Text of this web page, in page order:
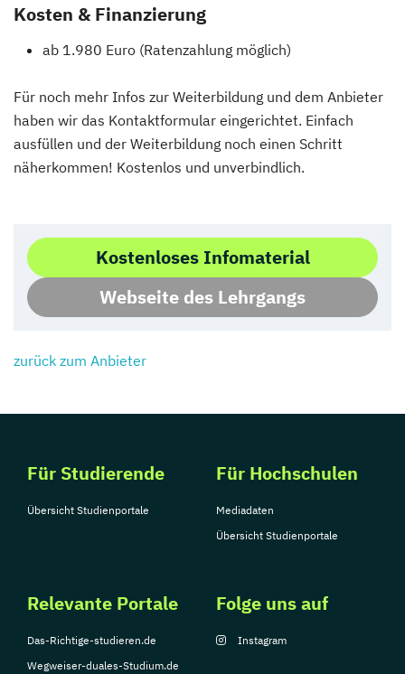
Kosten & Finanzierung
ab 1.980 Euro (Ratenzahlung möglich)
Für noch mehr Infos zur Weiterbildung und dem Anbieter
haben wir das Kontaktformular eingerichtet. Einfach
ausfüllen und der Weiterbildung noch einen Schritt
näherkommen! Kostenlos und unverbindlich.
Kostenloses Infomaterial
Webseite des Lehrgangs
zurück zum Anbieter
Für Studierende
Übersicht Studienportale
Für Hochschulen
Mediadaten
Übersicht Studienportale
Relevante Portale
Das-Richtige-studieren.de
Wegweiser-duales-Studium.de
Folge uns auf
Instagram